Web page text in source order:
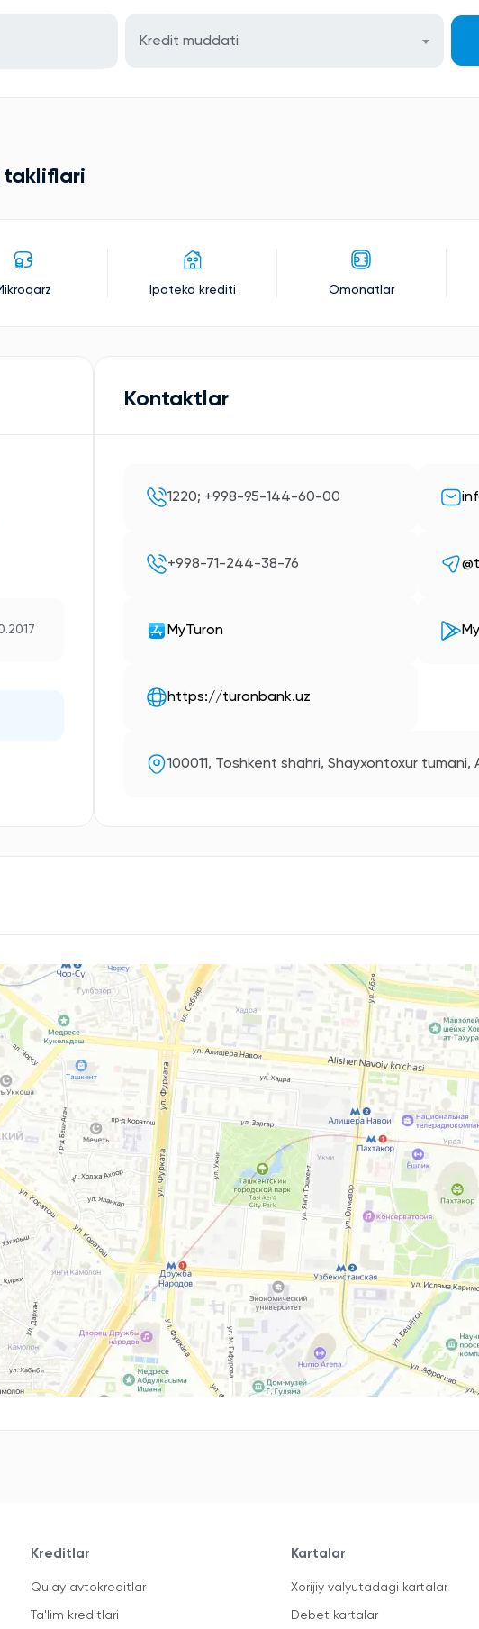
Kredit muddati
takliflari
Ipoteka krediti Omonatlar
Kontaktlar
1220; +998-95-144-60-00
+998-71-244-38-76
MyTuron
https://turonbank.uz
100011, Toshkent shahri, Shayxontoxur tumani,
Kreditlar
Qulay avtokreditlar
Ta'lim kreditlari
Kartalar
Xorijiy valyutadagi kartalar
Debet kartalar